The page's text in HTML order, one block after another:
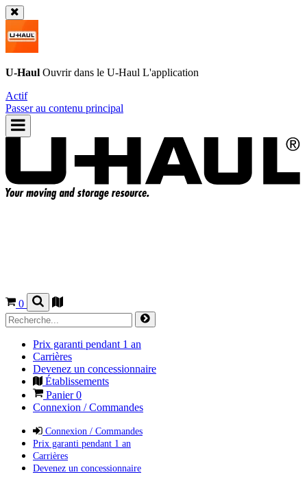
U-Haul Ouvrir dans le U-Haul L'application
Actif
Passer au contenu principal
0
Prix garanti pendant 1 an
Carrières
Devenez un concessionnaire
Établissements
Panier0
Connexion / Commandes
Connexion / Commandes
Prix garanti pendant 1 an
Carrières
Devenez un concessionnaire